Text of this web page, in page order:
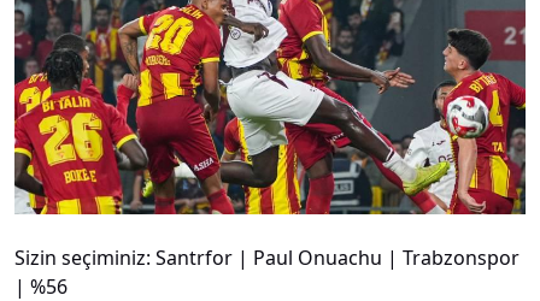
Sizin seçiminiz: Santrfor | Paul Onuachu | Trabzonspor
| %56